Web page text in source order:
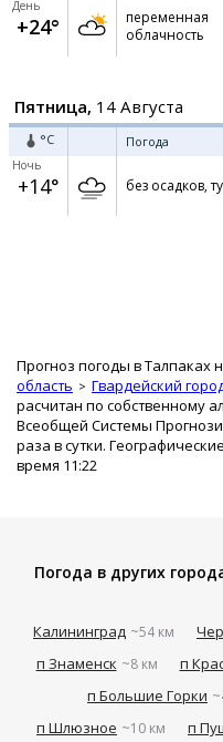
День
+24°
переменная
облачность
Пятница, 14 Августа
°C Погода
Ночь
+14° без осадков,
Прогноз погоды в Талпаках
область
Гвардейский
расчитан по собственному
Всеобщей Системы
раза в сутки.
время 11:22
Погода в других
Калининград ~54 км
п Знаменск ~8 км п
п Большие Горки
п Шлюзное ~10 км п